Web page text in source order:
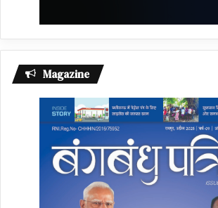
Magazine